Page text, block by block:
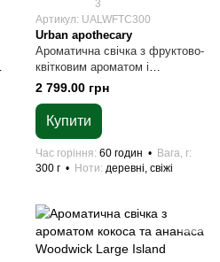
3
Артикул: UALWFTC300
Urban apothecary
Ароматична свічка з фруктово-
квітковим ароматом і
деревними нотами Urban
apothecary Fig Tree 300 г
2 799.00 грн
Купити
Час горіння 60 годин
Вага, г
300 г
Ноти деревні, свіжі